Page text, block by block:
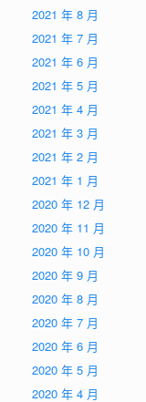
2021 年 8 月
2021 年 7 月
2021 年 6 月
2021 年 5 月
2021 年 4 月
2021 年 3 月
2021 年 2 月
2021 年 1 月
2020 年 12 月
2020 年 11 月
2020 年 10 月
2020 年 9 月
2020 年 8 月
2020 年 7 月
2020 年 6 月
2020 年 5 月
2020 年 4 月